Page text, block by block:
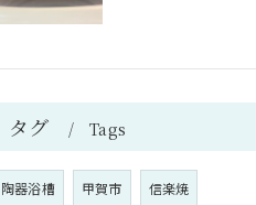
タグ Tags
陶器浴槽 甲賀市 信楽焼